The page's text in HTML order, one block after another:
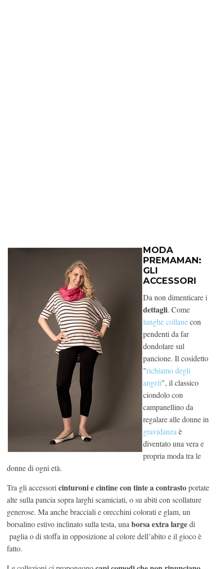
MODA
PREMAMAN:
GLI
ACCESSORI
Da non dimenticare i
dettagli. Come
lunghe collanecon
pendenti da far
dondolare sul
pancione. Il cosidetto
"richiamo degli
angeli", il classico
ciondolo con
campanellino da
regalare alle donne in
gravidanza è
diventato una vera e
propria moda tra le
donne di ogni età.
Tra gli accessori cinturoni e cintine con tinte a contrastoportate
alte sulla pancia sopra larghi scamiciati, o su abiti con scollature
generose. Ma anche bracciali e orecchini colorati e glam, un
borsalino estivo inclinato sulla testa, una borsa extra largedi
paglia o di stoffa in opposizione al colore dell’abito e il gioco è
fatto.